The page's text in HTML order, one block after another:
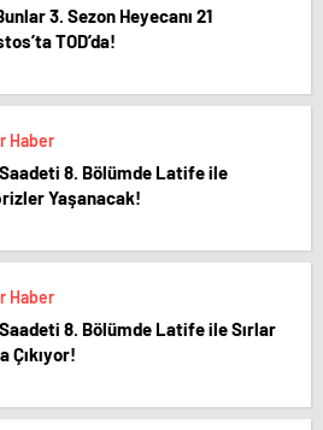
3. Sezon Heyecanı 21
TOD’da!
Haber
8. Bölümde Latife ile
Yaşanacak!
Haber
8. Bölümde Latife ile Sırlar
Çıkıyor!